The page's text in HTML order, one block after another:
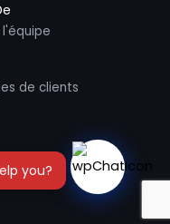
de clients